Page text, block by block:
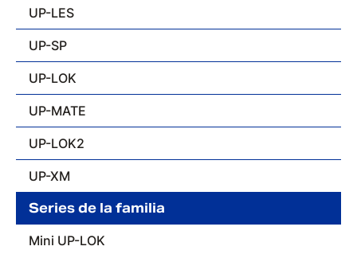
UP-LES
UP-SP
UP-LOK
UP-MATE
UP-LOK2
UP-XM
Series de la familia
Mini UP-LOK